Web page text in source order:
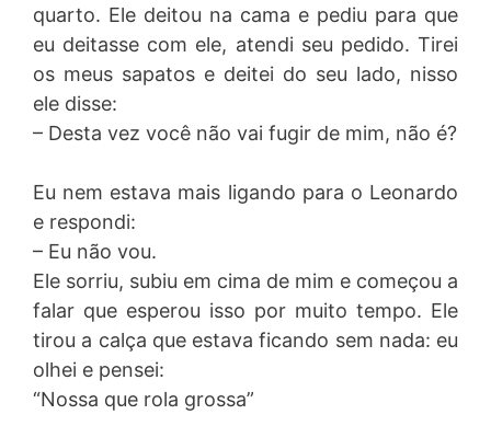
quarto. Ele deitou na cama e pediu para que
eu deitasse com ele, atendi seu pedido. Tirei
os meus sapatos e deitei do seu lado, nisso
ele disse:
– Desta vez você não vai fugir de mim, não é?
Eu nem estava mais ligando para o Leonardo
e respondi:
– Eu não vou.
Ele sorriu, subiu em cima de mim e começou a
falar que esperou isso por muito tempo. Ele
tirou a calça que estava ficando sem nada: eu
olhei e pensei:
“Nossa que rola grossa”